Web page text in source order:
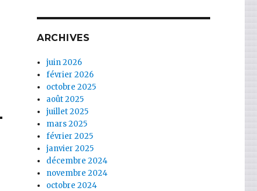
ARCHIVES
juin 2026
février 2026
octobre 2025
août 2025
juillet 2025
mars 2025
février 2025
janvier 2025
décembre 2024
novembre 2024
octobre 2024